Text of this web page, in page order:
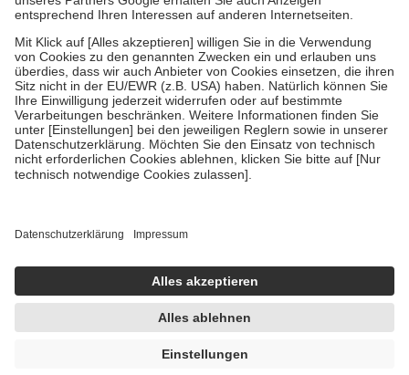
Um das Engagement der Versicherten für ihre eigene Gesundheit zu
stärken und die besondere Stellung der Familie zu unterstützen,
fallenkeine Zuzahlungenan bei:
• Kindern und Jugendlichen bis zum vollendeten 18. Lebensjahr
mit Ausnahme der Fahrkosten
• Untersuchungen zur Vorsorge und Früherkennung, die von der
GKV getragen werden
• empfohlenen Schutzimpfungen
• Harn- und Blutteststreifen
getroffen, um sicherzustellen, dass es sich um echte Bewertungen
https://help.etrusted.com/hc/de/articles/4419944605341
Einige Bilder und Inhalte wurden unter Zuhilfenahme künstlicher